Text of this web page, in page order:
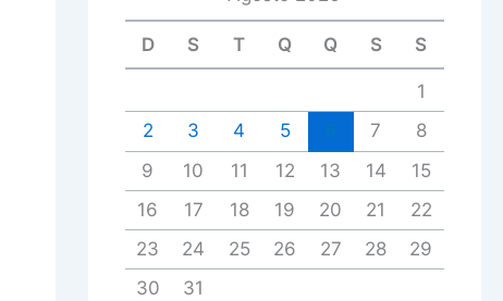
D S T Q Q S S
1
2
3 4 5 7
8
9
10 11 12 13 14
15
16
17 18 19 20 21
22
23
24 25 26 27 28
29
30
31